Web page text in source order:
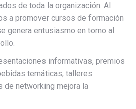
de toda la organización. Al
a promover cursos de formación
genera entusiasmo en torno al
informativas, premios
temáticas, talleres
networking mejora la